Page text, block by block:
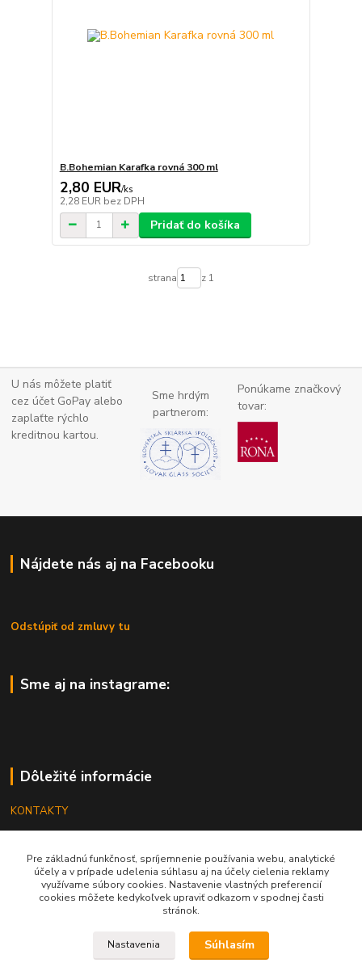
B.Bohemian Karafka rovná 300 ml
2,80 EUR/ks
2,28 EUR bez DPH
Pridať do košíka
strana z 1
U nás môžete platiť
cez účet GoPay alebo
zaplaťte rýchlo
kreditnou kartou.
Sme hrdým
partnerom:
Ponúkame značkový
tovar:
Nájdete nás aj na Facebooku
Odstúpiť od zmluvy tu
Sme aj na instagrame:
Dôležité informácie
KONTAKTY
REKLAMÁCIE
KATALÓGY
Pre základnú funkčnosť, spríjemnenie používania webu, analytické
účely a v prípade udelenia súhlasu aj na účely cielenia reklamy
využívame súbory cookies. Nastavenie vlastných preferencií
cookies môžete kedykoľvek upraviť odkazom v spodnej časti
stránok.
Nastavenia Súhlasím